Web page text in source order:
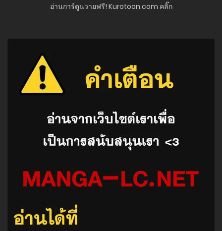
อ่านการ์ตูนวายฟรี! Kurotoon.com คลิ๊ก